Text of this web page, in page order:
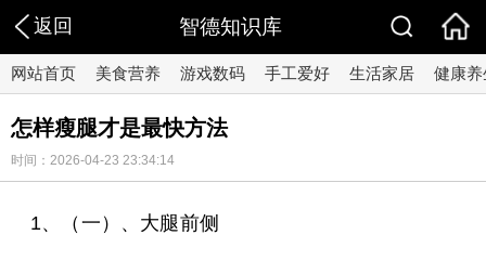
返回 智德知识库
网站首页 美食营养 游戏数码 手工爱好 生活家居 健康养
怎样瘦腿才是最快方法
时间：2026-04-23 23:34:14
1、（一）、大腿前侧